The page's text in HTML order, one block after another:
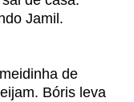
Jamil.
de
Bóris leva